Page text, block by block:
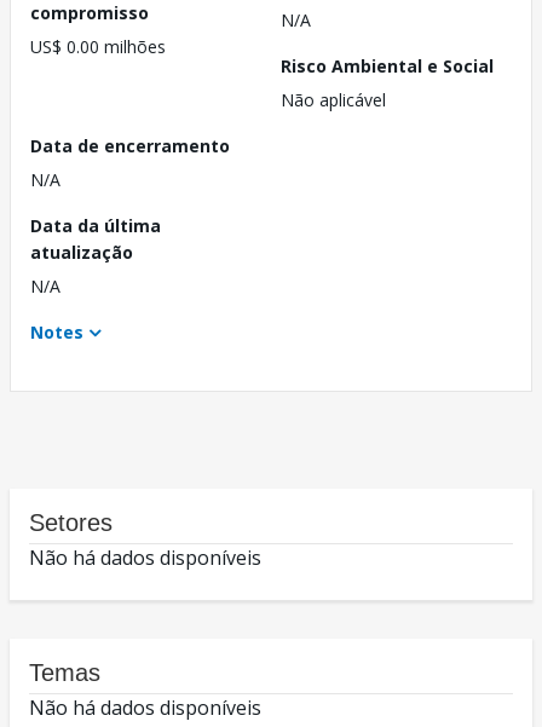
compromisso
US$ 0.00 milhões
N/A
Risco Ambiental e Social
Não aplicável
Data de encerramento
N/A
Data da última
atualização
N/A
Notes
Setores
Não há dados disponíveis
Temas
Não há dados disponíveis